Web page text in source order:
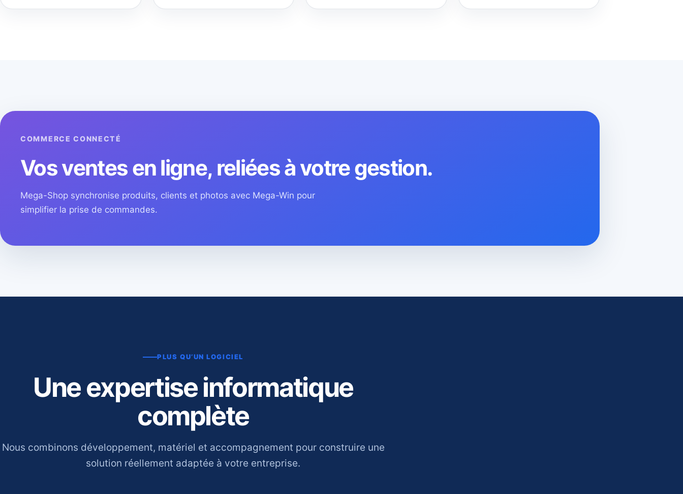
COMMERCE CONNECTÉ
Vos ventes en ligne, reliées à votre gestion.
Mega-Shop synchronise produits, clients et photos avec Mega-Win pour
simplifier la prise de commandes.
PLUS QU’UN LOGICIEL
Une expertise informatique
complète
Nous combinons développement, matériel et accompagnement pour construire une
solution réellement adaptée à votre entreprise.